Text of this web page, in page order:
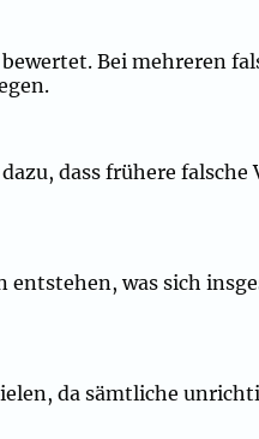
Bei mehreren
dass frühere falsche
was sich
da sämtliche